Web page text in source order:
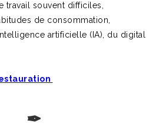
travail souvent difficiles,
de consommation,
artificielle (IA), du digital
✒